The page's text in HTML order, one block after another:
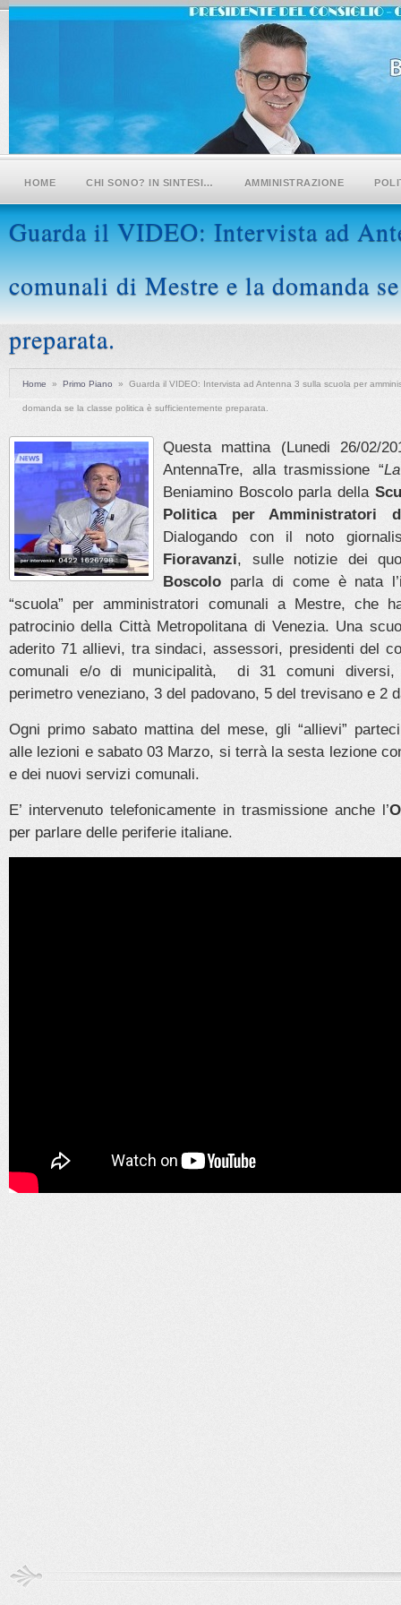
HOME CHI SONO? IN SINTESI… AMMINISTRAZIONE
Guarda il VIDEO: Intervista ad
comunali di Mestre e la domanda
preparata.
Home » Primo Piano » Guarda il VIDEO: Intervista ad Antenna 3 sulla scuola per
domanda se la classe politica è sufficientemente preparata.
Questa mattina (Lunedi 26/02/
AntennaTre, alla trasmissione “
Beniamino Boscolo parla della
Politica per Amministratori
Dialogando con il noto
Fioravanzi, sulle notizie dei
Boscolo parla di come è nata
“scuola” per amministratori comunali a Mestre, che
patrocinio della Città Metropolitana di Venezia. Una
aderito 71 allievi, tra sindaci, assessori, presidenti del
comunali e/o di municipalità, di 31 comuni diversi,
perimetro veneziano, 3 del padovano, 5 del trevisano e 2
Ogni primo sabato mattina del mese, gli “allievi”
alle lezioni e sabato 03 Marzo, si terrà la sesta lezione
e dei nuovi servizi comunali.
E’ intervenuto telefonicamente in trasmissione anche l’
per parlare delle periferie italiane.